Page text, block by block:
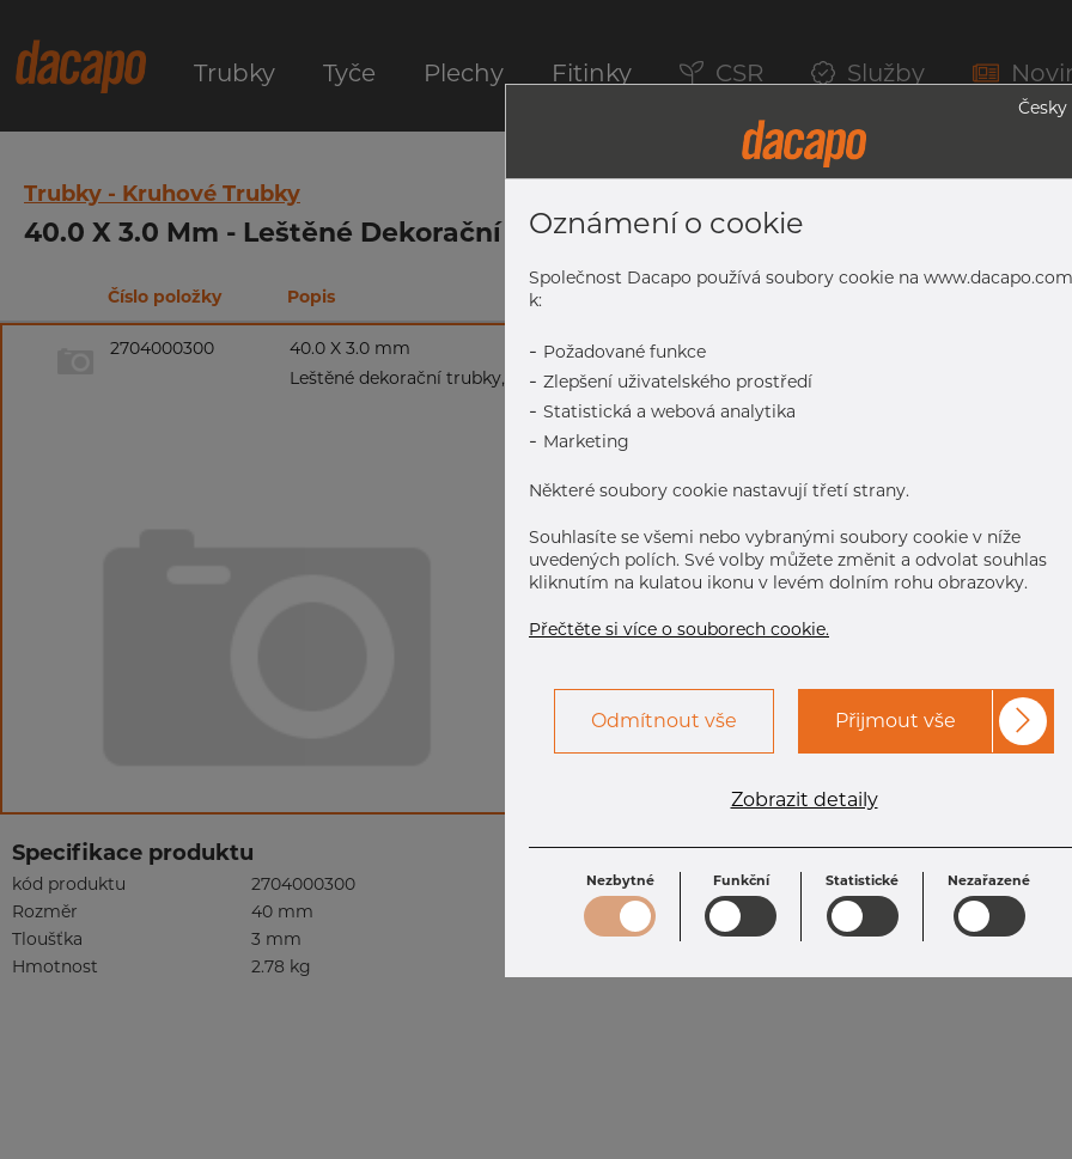
Trubky Tyče Plechy Fitinky CSR Služby
Trubky - Kruhové Trubky
40.0 X 3.0 Mm - Leštěné Dekorační Trubky, 1.4301/1.4307, Broušený, Zrno
Číslo položky Popis
2704000300
40.0 X 3.0 mm
Leštěné dekorační trubky, 1.4301/1.4307, broušený, zrno 320, HF-svařovaná, nežíhaná
Specifikace produktu
kód produktu
2704000300
Rozměr
40 mm
Tloušťka
3 mm
Hmotnost
2.78 kg
Česky
Oznámení o cookie
Společnost Dacapo používá soubory cookie na www.dacapo.com
k:
- Požadované funkce
- Zlepšení uživatelského prostředí
- Statistická a webová analytika
- Marketing
Některé soubory cookie nastavují třetí strany.
Souhlasíte se všemi nebo vybranými soubory cookie v níže
uvedených polích. Své volby můžete změnit a odvolat souhlas
kliknutím na kulatou ikonu v levém dolním rohu obrazovky.
Přečtěte si více o souborech cookie.
Odmítnout vše Přijmout vše
Zobrazit detaily
Nezbytné Funkční Statistické Nezařazené